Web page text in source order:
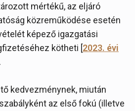
mértékű, az eljáró
közreműködése esetén
képező igazgatási
kötheti [2023. évi
kedvezménynek, miután
az első fokú (illetve